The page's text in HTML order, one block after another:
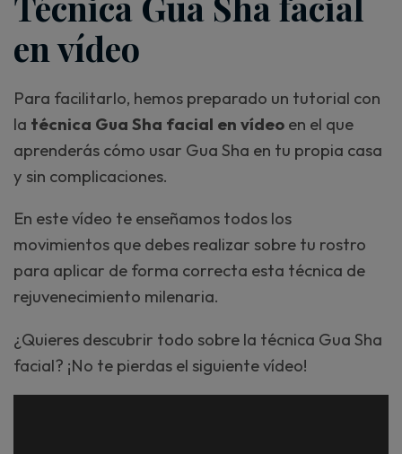
en vídeo
Para facilitarlo, hemos preparado un tutorial con
la técnica Gua Sha facial en vídeo en el que
aprenderás cómo usar Gua Sha en tu propia casa
y sin complicaciones.
En este vídeo te enseñamos todos los
movimientos que debes realizar sobre tu rostro
para aplicar de forma correcta esta técnica de
rejuvenecimiento milenaria.
¿Quieres descubrir todo sobre la técnica Gua Sha
facial? ¡No te pierdas el siguiente vídeo!